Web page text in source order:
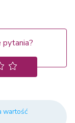
pytania?
wartość